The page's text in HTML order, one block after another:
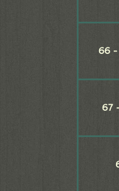
66 -
67